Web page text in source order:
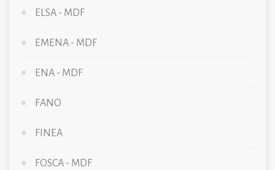
ELSA - MDF
EMENA - MDF
ENA - MDF
FANO
FINEA
FOSCA - MDF